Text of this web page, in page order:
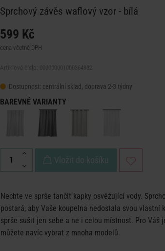
Sprchový závěs waflový vzor - bílá
599 Kč
cena včetně DPH
Dostupnost: centrální sklad, doprava 2-3 týdny
BAREVNÉ VARIANTY
Vložit do košíku
Nechte ve sprše tančit kapky osvěžující vody.
postará, aby Vaše koupelna nedostala svou vlastní
sprše sušit jen sebe a ne i celou místnost. Pro Váš
můžete navíc vybrat z mnoha modelů.